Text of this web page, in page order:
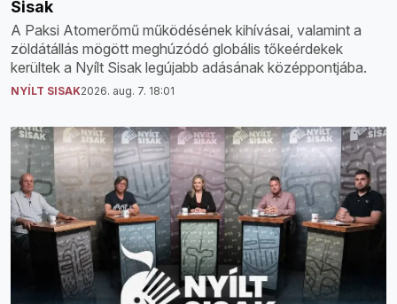
Sisak
A Paksi Atomerőmű működésének kihívásai, valamint a
zöldátállás mögött meghúzódó globális tőkeérdekek
kerültek a Nyílt Sisak legújabb adásának középpontjába.
NYÍLT SISAK2026. aug. 7. 18:01